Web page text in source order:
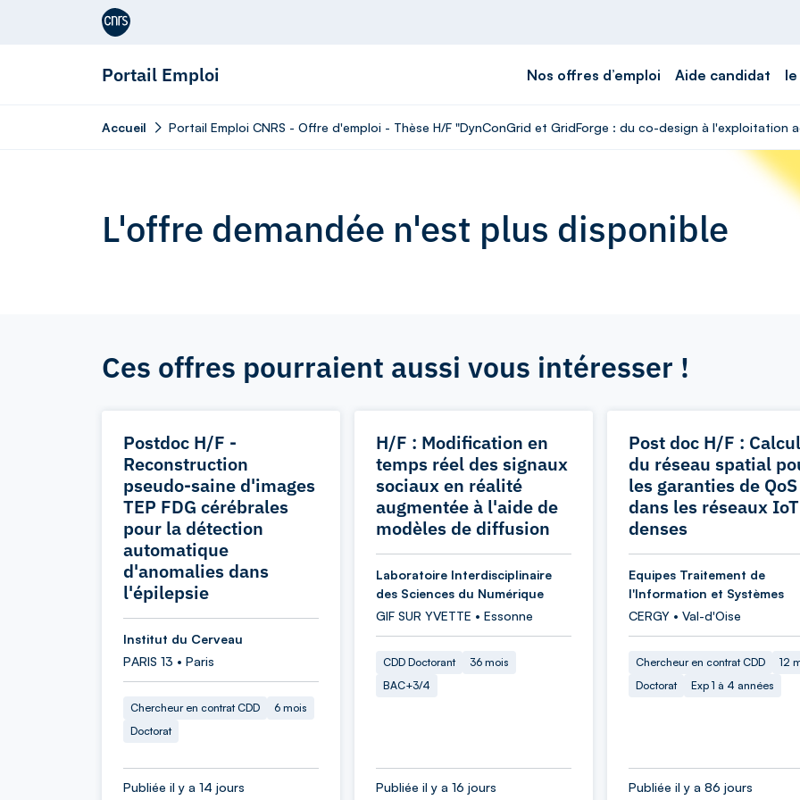
Aller au contenu
Portail Emploi Nos offres d’emploi Aide candidat
Accueil Portail Emploi CNRS - Offre d'emploi - Thèse H/F "DynConGrid et GridForge : du co-design à
L'offre demandée n'est plus disponible
Ces offres pourraient aussi vous intéresser !
Postdoc H/F -
Reconstruction
pseudo-saine d'images
TEP FDG cérébrales
pour la détection
automatique
d'anomalies dans
l'épilepsie
Institut du Cerveau
PARIS 13 • Paris
Chercheur en contrat CDD
6 mois
Doctorat
Publiée il y a 14 jours
H/F : Modification en
temps réel des signaux
sociaux en réalité
augmentée à l'aide de
modèles de diffusion
Laboratoire Interdisciplinaire
des Sciences du Numérique
GIF SUR YVETTE • Essonne
CDD Doctorant
36 mois
BAC+3/4
Publiée il y a 16 jours
Post doc H/F : Calcul
du réseau spatial
les garanties de QoS
dans les réseaux IoT
denses
Equipes Traitement de
l'Information et Systèmes
CERGY • Val-d'Oise
Chercheur en contrat CDD
12
Doctorat
Exp 1 à 4 années
Publiée il y a 86 jours